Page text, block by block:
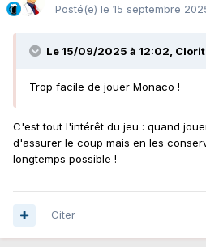
Posté(e) le 15 septembre
Le 15/09/2025 à 12:02,
Trop facile de jouer Monaco !
C'est tout l'intérêt du jeu : quand
d'assurer le coup mais en les
longtemps possible !
Citer